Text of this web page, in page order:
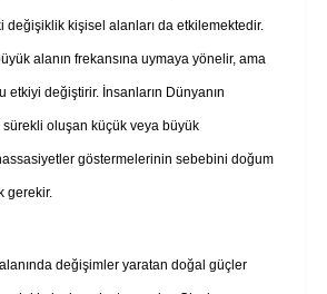
değişiklik kişisel alanları da etkilemektedir.
alanın frekansına uymaya yönelir, ama
etkiyi değiştirir. İnsanların Dünyanın
sürekli oluşan küçük veya büyük
göstermelerinin sebebini doğum
gerekir.
değişimler yaratan doğal güçler